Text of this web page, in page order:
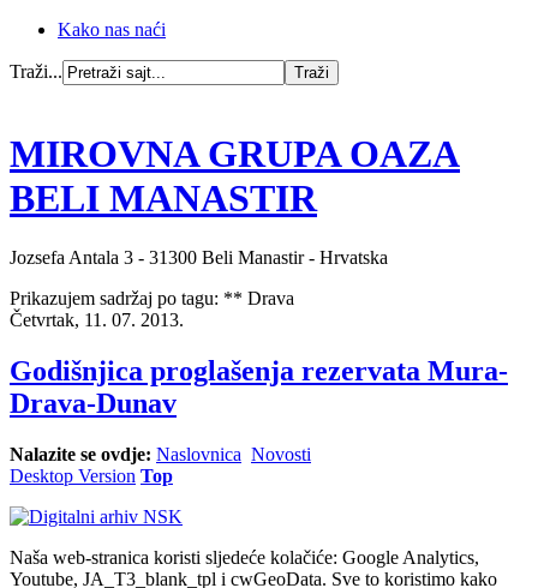
Kako nas naći
Traži...
MIROVNA GRUPA OAZA
BELI MANASTIR
Jozsefa Antala 3 - 31300 Beli Manastir - Hrvatska
Prikazujem sadržaj po tagu: ** Drava
Četvrtak, 11. 07. 2013.
Godišnjica proglašenja rezervata Mura-
Drava-Dunav
Nalazite se ovdje: Naslovnica Novosti
Desktop Version Top
Naša web-stranica koristi sljedeće kolačiće: Google Analytics,
Youtube, JA_T3_blank_tpl i cwGeoData. Sve to koristimo kako